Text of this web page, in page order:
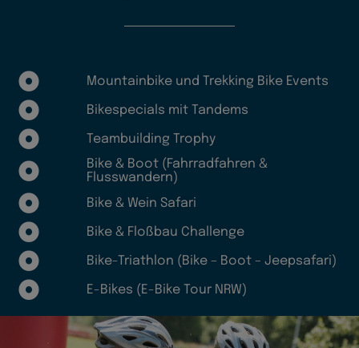
Mountainbike und Trekking Bike Events
Bikespecials mit Tandems
Teambuilding Trophy
Bike & Boot (Fahrradfahren &
Flusswandern)
Bike & Wein Safari
Bike & Floßbau Challenge
Bike-Triathlon (Bike – Boot – Jeepsafari)
E-Bikes (E-Bike Tour NRW)